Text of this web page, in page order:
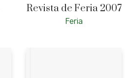
Revista de Feria 2007
Feria